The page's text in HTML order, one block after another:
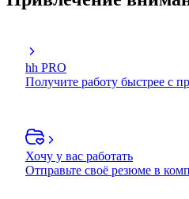
hh PRO
Получите работу быстрее с
Хочу у вас работать
Отправьте своё резюме в